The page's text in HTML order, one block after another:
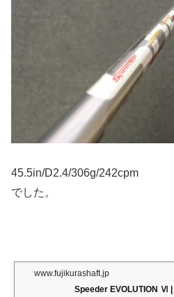
45.5in/D2.4/306g/242cpm
でした。
www.fujikurashaft.jp
Speeder EVOLUTION Ⅵ |